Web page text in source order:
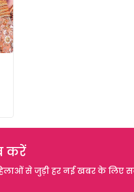
करें
से जुड़ी हर नई खबर के लिए